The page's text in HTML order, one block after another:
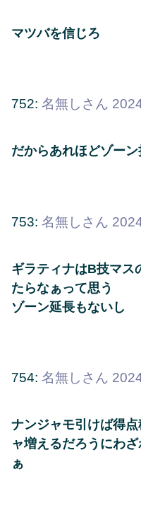
マツバを信じろ
752: 名無しさん
だからあれほどゾー
753: 名無しさん
ギラティナはB技マス
たらなぁって思う
ゾーン延長もないし
754: 名無しさん
ナンジャモ引けば得
ャ増えるだろうにわ
ぁ